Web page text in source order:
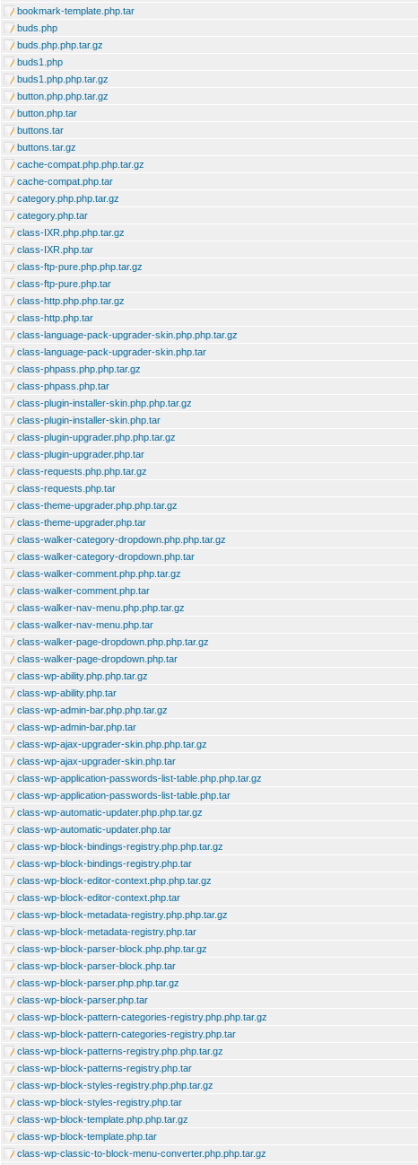
bookmark-template.php.tar
buds.php
buds.php.php.tar.gz
buds1.php
buds1.php.php.tar.gz
button.php.php.tar.gz
button.php.tar
buttons.tar
buttons.tar.gz
cache-compat.php.php.tar.gz
cache-compat.php.tar
category.php.php.tar.gz
category.php.tar
class-IXR.php.php.tar.gz
class-IXR.php.tar
class-ftp-pure.php.php.tar.gz
class-ftp-pure.php.tar
class-http.php.php.tar.gz
class-http.php.tar
class-language-pack-upgrader-skin.php.php.tar.gz
class-language-pack-upgrader-skin.php.tar
class-phpass.php.php.tar.gz
class-phpass.php.tar
class-plugin-installer-skin.php.php.tar.gz
class-plugin-installer-skin.php.tar
class-plugin-upgrader.php.php.tar.gz
class-plugin-upgrader.php.tar
class-requests.php.php.tar.gz
class-requests.php.tar
class-theme-upgrader.php.php.tar.gz
class-theme-upgrader.php.tar
class-walker-category-dropdown.php.php.tar.gz
class-walker-category-dropdown.php.tar
class-walker-comment.php.php.tar.gz
class-walker-comment.php.tar
class-walker-nav-menu.php.php.tar.gz
class-walker-nav-menu.php.tar
class-walker-page-dropdown.php.php.tar.gz
class-walker-page-dropdown.php.tar
class-wp-ability.php.php.tar.gz
class-wp-ability.php.tar
class-wp-admin-bar.php.php.tar.gz
class-wp-admin-bar.php.tar
class-wp-ajax-upgrader-skin.php.php.tar.gz
class-wp-ajax-upgrader-skin.php.tar
class-wp-application-passwords-list-table.php.php.tar.gz
class-wp-application-passwords-list-table.php.tar
class-wp-automatic-updater.php.php.tar.gz
class-wp-automatic-updater.php.tar
class-wp-block-bindings-registry.php.php.tar.gz
class-wp-block-bindings-registry.php.tar
class-wp-block-editor-context.php.php.tar.gz
class-wp-block-editor-context.php.tar
class-wp-block-metadata-registry.php.php.tar.gz
class-wp-block-metadata-registry.php.tar
class-wp-block-parser-block.php.php.tar.gz
class-wp-block-parser-block.php.tar
class-wp-block-parser.php.php.tar.gz
class-wp-block-parser.php.tar
class-wp-block-pattern-categories-registry.php.php.tar.gz
class-wp-block-pattern-categories-registry.php.tar
class-wp-block-patterns-registry.php.php.tar.gz
class-wp-block-patterns-registry.php.tar
class-wp-block-styles-registry.php.php.tar.gz
class-wp-block-styles-registry.php.tar
class-wp-block-template.php.php.tar.gz
class-wp-block-template.php.tar
class-wp-classic-to-block-menu-converter.php.php.tar.gz